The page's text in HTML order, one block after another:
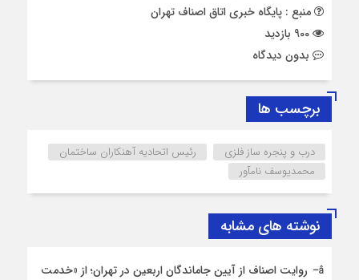
منبع : پایگاه خبری اتاق اصناف تهران
بدون دیدگاه
برچسب ها
درب و پنجره ساز فلزی
رئیس اتحادیه آهنکاران ساختمان
محمدیوسف نام‎آور
نوشته های مشابه
روایت اصناف از آیین جاماندگان اربعین در تهران؛ از «خدمت